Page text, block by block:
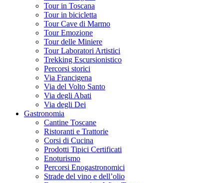
Tour in Toscana
Tour in bicicletta
Tour Cave di Marmo
Tour Emozione
Tour delle Miniere
Tour Laboratori Artistici
Trekking Escursionistico
Percorsi storici
Via Francigena
Via del Volto Santo
Via degli Abati
Via degli Dei
Gastronomia
Cantine Toscane
Ristoranti e Trattorie
Corsi di Cucina
Prodotti Tipici Certificati
Enoturismo
Percorsi Enogastronomici
Strade del vino e dell’olio